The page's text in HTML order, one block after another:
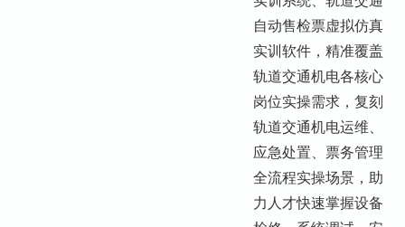
自动售检票虚拟仿真
实训软件，精准覆盖
轨道交通机电各核心
岗位实操需求，复刻
轨道交通机电运维、
应急处置、票务管理
全流程实操场景，助
力人才快速掌握设备